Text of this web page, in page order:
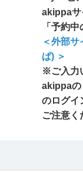
akippaサ
「予約
＜外部
ぱ) ＞
※ご入力
akippaの
のログイ
ご注意く